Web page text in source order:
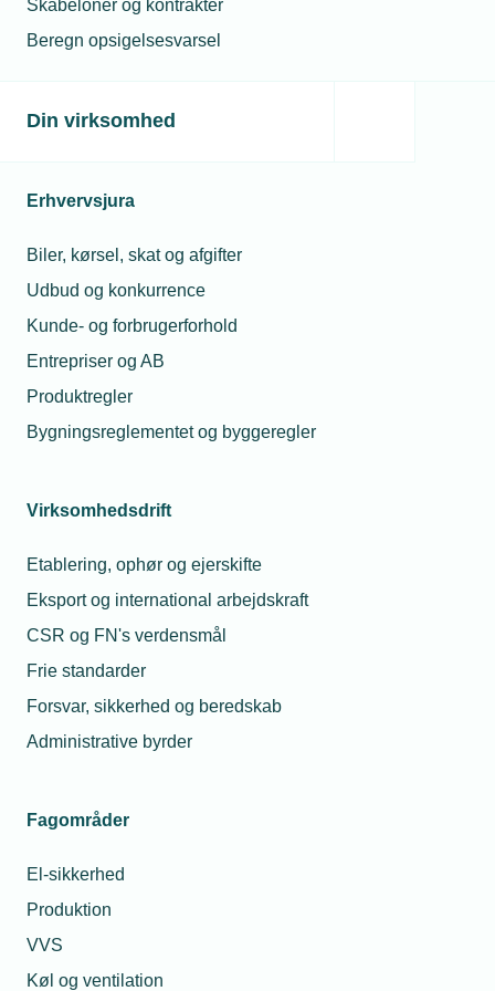
Skabeloner og kontrakter
Beregn opsigelsesvarsel
Din virksomhed
Erhvervsjura
Biler, kørsel, skat og afgifter
Udbud og konkurrence
Kunde- og forbrugerforhold
Entrepriser og AB
Produktregler
Bygningsreglementet og byggeregler
Virksomhedsdrift
Etablering, ophør og ejerskifte
Eksport og international arbejdskraft
CSR og FN's verdensmål
Frie standarder
Forsvar, sikkerhed og beredskab
Administrative byrder
Fagområder
El-sikkerhed
Produktion
VVS
Køl og ventilation